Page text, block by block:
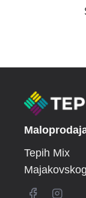
Tepih Mix